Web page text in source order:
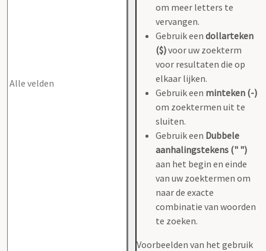
om meer letters te
vervangen.
Gebruik een dollarteken
($)voor uw zoekterm
voor resultaten die op
elkaar lijken.
Gebruik een minteken (-)
om zoektermen uit te
sluiten.
Gebruik een Dubbele
aanhalingstekens (" ")
aan het begin en einde
van uw zoektermen om
naar de exacte
combinatie van woorden
te zoeken.
Voorbeelden van het gebruik